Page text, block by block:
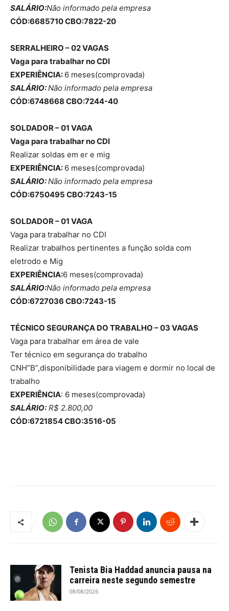
SALÁRIO:Não informado pela empresa
CÓD:6685710 CBO:7822-20
SERRALHEIRO – 02 VAGAS
Vaga para trabalhar no CDI
EXPERIÊNCIA: 6 meses(comprovada)
SALÁRIO:Não informado pela empresa
CÓD:6748668 CBO:7244-40
SOLDADOR – 01 VAGA
Vaga para trabalhar no CDI
Realizar soldas em er e mig
EXPERIÊNCIA: 6 meses(comprovada)
SALÁRIO:Não informado pela empresa
CÓD:6750495 CBO:7243-15
SOLDADOR – 01 VAGA
Vaga para trabalhar no CDI
Realizar trabalhos pertinentes a função solda com
eletrodo e Mig
EXPERIÊNCIA:6 meses(comprovada)
SALÁRIO:Não informado pela empresa
CÓD:6727036 CBO:7243-15
TÉCNICO SEGURANÇA DO TRABALHO – 03 VAGAS
Vaga para trabalhar em área de vale
Ter técnico em segurança do trabalho
CNH”B”,disponibilidade para viagem e dormir no local de
trabalho
EXPERIÊNCIA: 6 meses(comprovada)
SALÁRIO: R$ 2.800,00
CÓD:6721854 CBO:3516-05
Tenista Bia Haddad anuncia pausa na
carreira neste segundo semestre
08/08/2026